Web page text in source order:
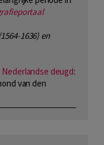
1636) en
deugd:
van den